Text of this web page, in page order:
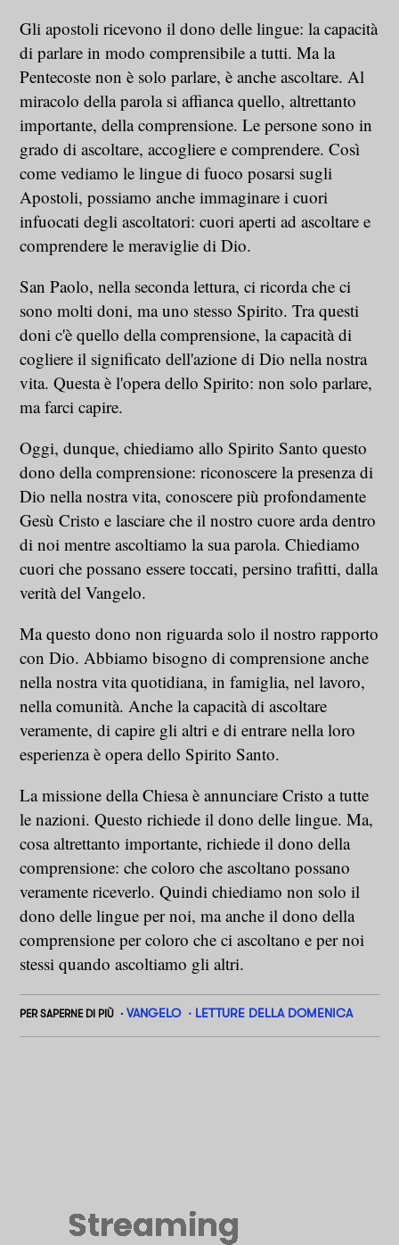
Gli apostoli ricevono il dono delle lingue: la capacità
di parlare in modo comprensibile a tutti. Ma la
Pentecoste non è solo parlare, è anche ascoltare. Al
miracolo della parola si affianca quello, altrettanto
importante, della comprensione. Le persone sono in
grado di ascoltare, accogliere e comprendere. Così
come vediamo le lingue di fuoco posarsi sugli
Apostoli, possiamo anche immaginare i cuori
infuocati degli ascoltatori: cuori aperti ad ascoltare e
comprendere le meraviglie di Dio.
San Paolo, nella seconda lettura, ci ricorda che ci
sono molti doni, ma uno stesso Spirito. Tra questi
doni c'è quello della comprensione, la capacità di
cogliere il significato dell'azione di Dio nella nostra
vita. Questa è l'opera dello Spirito: non solo parlare,
ma farci capire.
Oggi, dunque, chiediamo allo Spirito Santo questo
dono della comprensione: riconoscere la presenza di
Dio nella nostra vita, conoscere più profondamente
Gesù Cristo e lasciare che il nostro cuore arda dentro
di noi mentre ascoltiamo la sua parola. Chiediamo
cuori che possano essere toccati, persino trafitti, dalla
verità del Vangelo.
Ma questo dono non riguarda solo il nostro rapporto
con Dio. Abbiamo bisogno di comprensione anche
nella nostra vita quotidiana, in famiglia, nel lavoro,
nella comunità. Anche la capacità di ascoltare
veramente, di capire gli altri e di entrare nella loro
esperienza è opera dello Spirito Santo.
La missione della Chiesa è annunciare Cristo a tutte
le nazioni. Questo richiede il dono delle lingue. Ma,
cosa altrettanto importante, richiede il dono della
comprensione: che coloro che ascoltano possano
veramente riceverlo. Quindi chiediamo non solo il
dono delle lingue per noi, ma anche il dono della
comprensione per coloro che ci ascoltano e per noi
stessi quando ascoltiamo gli altri.
PER SAPERNE DI PIÙ VANGELO LETTURE DELLA DOMENICA